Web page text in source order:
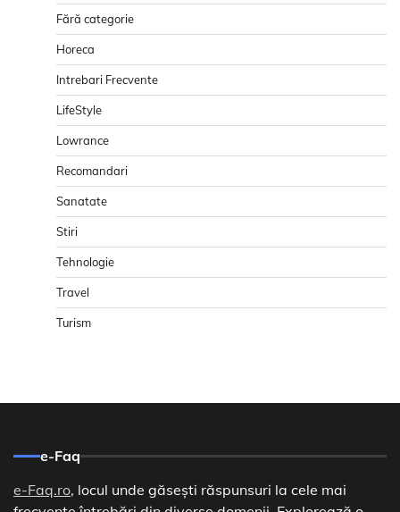
Fără categorie
Horeca
Intrebari Frecvente
LifeStyle
Lowrance
Recomandari
Sanatate
Stiri
Tehnologie
Travel
Turism
e-Faq
e-Faq.ro, locul unde găsești răspunsuri la cele mai